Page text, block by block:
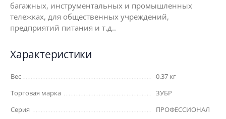
багажных, инструментальных и промышленных
тележках, для общественных учреждений,
предприятий питания и т.д..
Характеристики
Вес
0.37 кг
Торговая марка
ЗУБР
Серия
ПРОФЕССИОНАЛ